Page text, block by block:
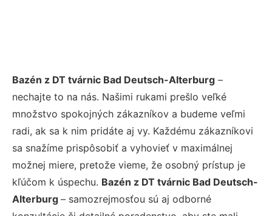
Bazén z DT tvárnic Bad Deutsch-Alterburg –
nechajte to na nás. Našimi rukami prešlo veľké
množstvo spokojných zákazníkov a budeme veľmi
radi, ak sa k nim pridáte aj vy. Každému zákazníkovi
sa snažíme prispôsobiť a vyhovieť v maximálnej
možnej miere, pretože vieme, že osobný prístup je
kľúčom k úspechu. Bazén z DT tvárnic Bad Deutsch-
Alterburg – samozrejmosťou sú aj odborné